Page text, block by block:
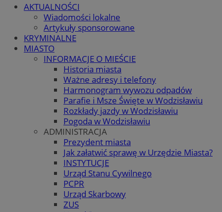
AKTUALNOŚCI
Wiadomości lokalne
Artykuły sponsorowane
KRYMINALNE
MIASTO
INFORMACJE O MIEŚCIE
Historia miasta
Ważne adresy i telefony
Harmonogram wywozu odpadów
Parafie i Msze Święte w Wodzisławiu
Rozkłady jazdy w Wodzisławiu
Pogoda w Wodzisławiu
ADMINISTRACJA
Prezydent miasta
Jak załatwić sprawę w Urzędzie Miasta?
INSTYTUCJE
Urząd Stanu Cywilnego
PCPR
Urząd Skarbowy
ZUS